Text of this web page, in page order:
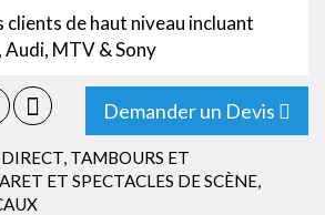
clients de haut niveau incluant
Audi, MTV & Sony
Demander un Devis
, TAMBOURS ET
ET SPECTACLES DE SCÈNE,